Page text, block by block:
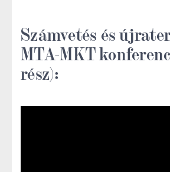
Számvetés és
MTA-MKT
rész):